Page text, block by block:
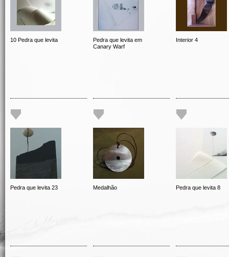
10 Pedra que levita
Pedra que levita em
Canary Warf
Interior 4
Pedra que levita 23 Medalhão Pedra que levita 8